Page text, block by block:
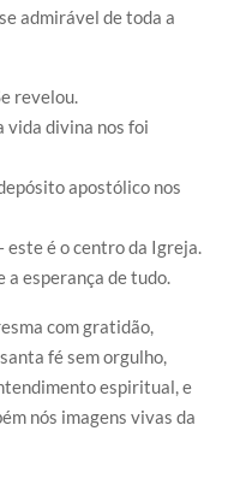
admirável de toda a
revelou.
vida divina nos foi
apostólico nos
este é o centro da Igreja.
a esperança de tudo.
com gratidão,
fé sem orgulho,
espiritual, e
nós imagens vivas da